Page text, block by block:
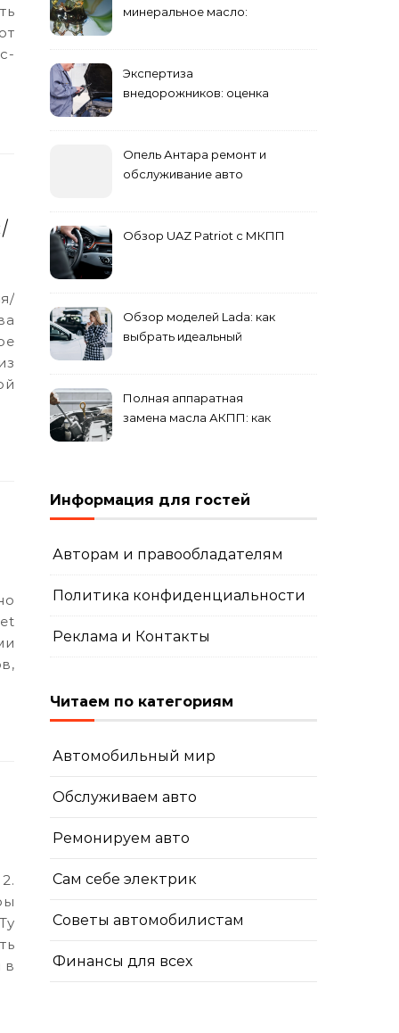
в
минеральное масло:
Экспертиза
внедорожников: оценка
Опель Антара ремонт и
обслуживание авто
Обзор UAZ Patriot с МКПП
Обзор моделей Lada: как
выбрать идеальный
Полная аппаратная
замена масла АКПП: как
Информация для гостей
Авторам и правообладателям
Политика конфиденциальности
Реклама и Контакты
Читаем по категориям
Автомобильный мир
Обслуживаем авто
Ремонируем авто
Сам себе электрик
Советы автомобилистам
Финансы для всех